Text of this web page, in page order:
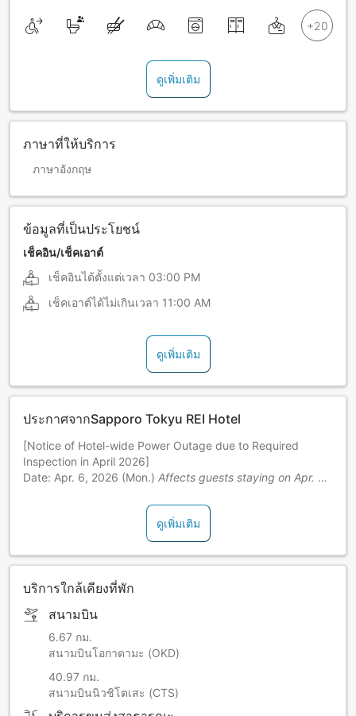
ดูเพิ่มเติม
ภาษาที่ให้บริการ
ภาษาอังกฤษ
ข้อมูลที่เป็นประโยชน์
เช็คอิน/เช็คเอาต์
เช็คอินได้ตั้งแต่เวลา 03:00 PM
เช็คเอาต์ได้ไม่เกินเวลา 11:00 AM
ดูเพิ่มเติม
ประกาศจากSapporo Tokyu REI Hotel
[Notice of Hotel-wide Power Outage due to Required
Inspection in April 2026]
Date: Apr. 6, 2026 (Mon.) Affects guests staying on Apr. 5
Hours: Scheduled at around 01:00 - 06:00
Power Outage Details: Guestroom lighting, temperature
operational)
During the above work hours, the elevators, guestroom
power outlets, TV, fridge, lighting, air conditioners, etc.
cannot be used.
- 2nd Time: 03:00 - 05:30
*Time slots also subject to change.
ดูเพิ่มเติม
บริการใกล้เคียงที่พัก
สนามบิน
6.67 กม.
สนามบินโอกาดามะ (OKD)
40.97 กม.
สนามบินนิวชิโตเสะ (CTS)